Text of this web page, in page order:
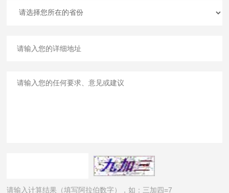
请输入计算结果（填写阿拉伯数字），如：三加四=7